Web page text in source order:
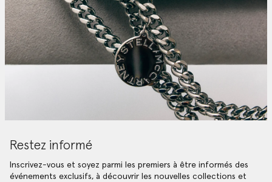
Restez informé
Inscrivez-vous et soyez parmi les premiers à être informés des
événements exclusifs, à découvrir les nouvelles collections et